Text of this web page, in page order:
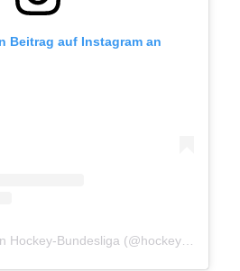
Beitrag auf Instagram an
Ein Beitrag geteilt von Hockey-Bundesliga (@hockey_bundesliga)